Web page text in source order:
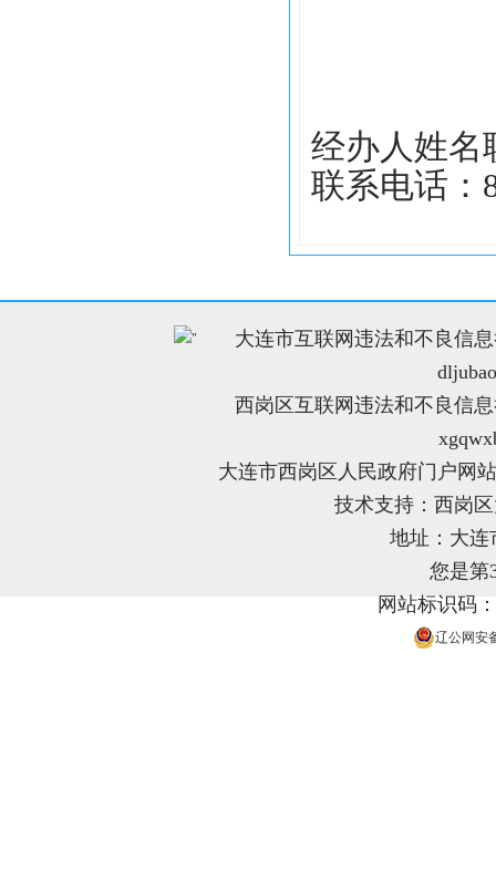
经办人姓名
联系电话：
"
大连市互联网违法和不良信
西岗区互联网违法和不良信
大连市西岗区人民政府门户网
技术支持：西岗
地址：大连
您是第
网站标识码
辽公网安